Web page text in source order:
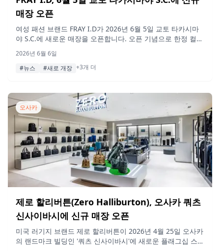
매장 오픈
여성 패션 브랜드 FRAY I.D가 2026년 6월 5일 교토 타카시마
야 S.C.에 새로운 매장을 오픈합니다. 오픈 기념으로 한정 컬러
인, 구매 고객 대상 노벨티 토트백 증정 이벤트가 진행됩니다.
2026년 6월 6일
#뉴스
#새로 개장 +3개 더
오사카
제로 할리버튼(Zero Halliburton), 오사카 쿼츠
신사이바시에 신규 매장 오픈
미국 러기지 브랜드 제로 할리버튼이 2026년 4월 25일 오사카
의 랜드마크 빌딩인 '쿼츠 신사이바시'에 새로운 플래그십 스토